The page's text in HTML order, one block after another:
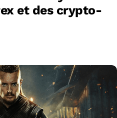
et des crypto-